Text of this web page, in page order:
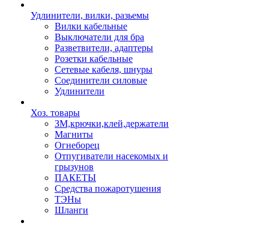
Удлинители, вилки, разьемы
Вилки кабельные
Выключатели для бра
Разветвители, адаптеры
Розетки кабельные
Сетевые кабеля, шнуры
Соединители силовые
Удлинители
Хоз. товары
ЗМ,крючки,клей,держатели
Магниты
Огнеборец
Отпугиватели насекомых и
грызунов
ПАКЕТЫ
Средства пожаротушения
ТЭНы
Шланги